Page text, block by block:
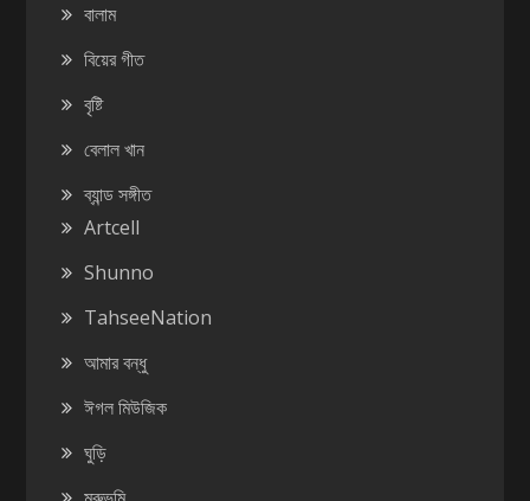
বালাম
বিয়ের গীত
বৃষ্টি
বেলাল খান
ব্যান্ড সঙ্গীত
Artcell
Shunno
TahseeNation
আমার বন্ধু
ঈগল মিউজিক
ঘুড়ি